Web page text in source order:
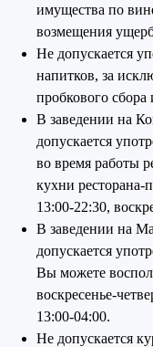
имущества по
возмещения
Не допускается
напитков, за
пробкового
В заведении на
допускается
во время работы
кухни ресторана-
13:00-22:30,
В заведении на
допускается
Вы можете
воскресенье-
13:00-04:00.
Не допускается